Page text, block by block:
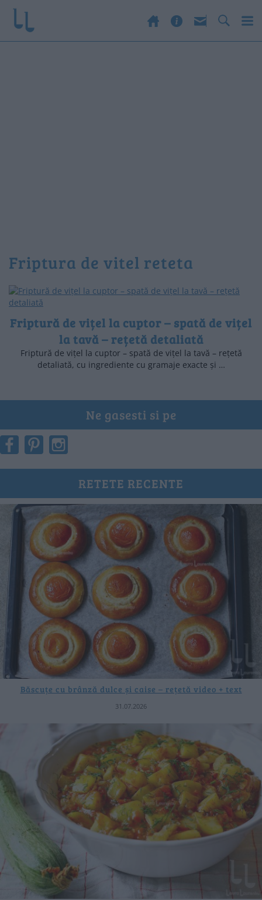
friptura de vitel reteta
Friptură de vițel la cuptor – spată de vițel
la tavă – rețetă detaliată
Friptură de vițel la cuptor – spată de vițel la tavă – rețetă
detaliată, cu ingrediente cu gramaje exacte și …
Ne gasesti si pe
RETETE RECENTE
Băscuțe cu brânză dulce și caise – rețetă video + text
31.07.2026